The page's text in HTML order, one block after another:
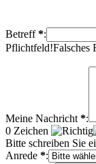
Betreff*:
Pflichtfeld!Falsches
Meine Nachricht *:
0 Zeichen
Bitte schreiben Sie
Anrede *: